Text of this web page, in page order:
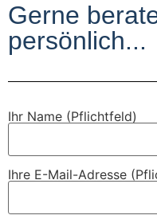
Gerne
persönlich...
Ihr Name (Pflichtfeld)
Ihre E-Mail-Adresse